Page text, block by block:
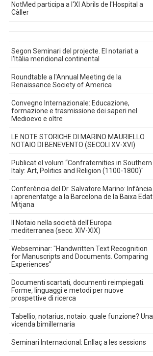
NotMed participa a l'XI Abrils de l'Hospital a
Càller
Segon Seminari del projecte. El notariat a
l'Itàlia meridional continental
Roundtable a l'Annual Meeting de la
Renaissance Society of America
Convegno Internazionale: Educazione,
formazione e trasmissione dei saperi nel
Medioevo e oltre
LE NOTE STORICHE DI MARINO MAURIELLO
NOTAIO DI BENEVENTO (SECOLI XV-XVI)
Publicat el volum “Confraternities in Southern
Italy: Art, Politics and Religion (1100-1800)"
Conferència del Dr. Salvatore Marino: Infància
i aprenentatge a la Barcelona de la Baixa Edat
Mitjana
Il Notaio nella società dell'Europa
mediterranea (secc. XIV-XIX)
Webseminar: "Handwritten Text Recognition
for Manuscripts and Documents. Comparing
Experiences"
Documenti scartati, documenti reimpiegati.
Forme, linguaggi e metodi per nuove
prospettive di ricerca
Tabellio, notarius, notaio: quale funzione? Una
vicenda bimillernaria
Seminari Internacional: Enllaç a les sessions